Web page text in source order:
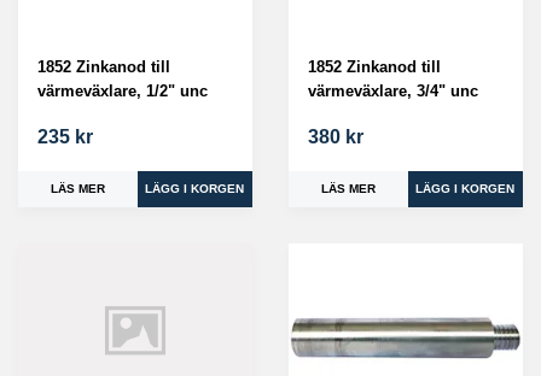
1852 Zinkanod till
värmeväxlare, 1/2" unc
235 kr
LÄS MER
1852 Zinkanod till
värmeväxlare, 3/4" unc
380 kr
LÄS MER